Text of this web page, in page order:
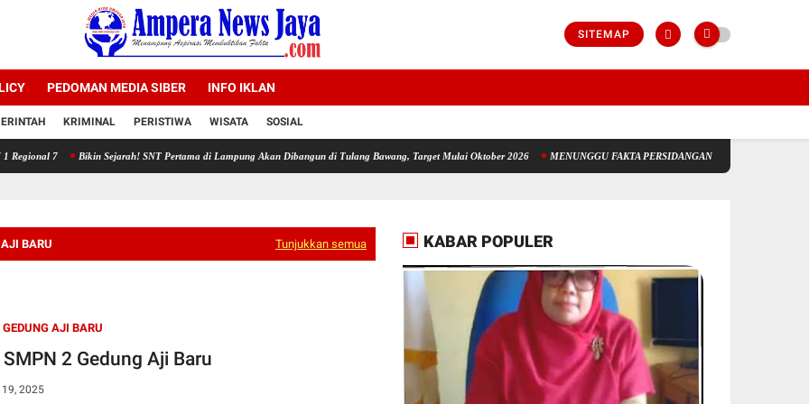
SITEMAP
PEDOMAN MEDIA SIBER INFO IKLAN
KRIMINAL PERISTIWA WISATA SOSIAL
7 Bikin Sejarah! SNT Pertama di Lampung Akan Dibangun di Tulang Bawang, Target Mulai Oktober 2026 MENUNGGU FAKTA PERSIDANGAN: SIAPA YANG AKAN
BARU Tunjukkan semua
AJI BARU
2 Gedung Aji Baru
2025
KABAR POPULER